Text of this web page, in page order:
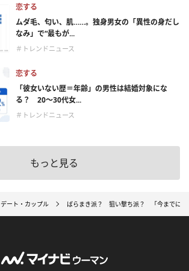
恋する
ムダ毛、匂い、肌……。独身男女の「異性の身だし
なみ」で“最もが...
＃トレンドニュース
恋する
「彼女いない歴＝年齢」の男性は結婚対象にな
る？ 20〜30代女...
＃トレンドニュース
もっと見る
デート・カップル ばらまき派？ 狙い撃ち派？ 「今までにバ